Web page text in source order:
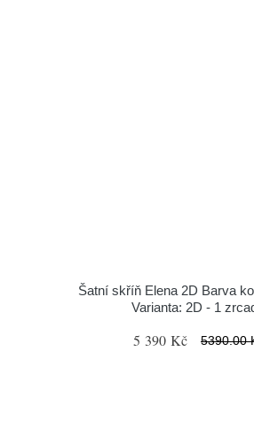
Šatní skříň Elena 2D Barva
Varianta: 2D - 1
5 390 Kč 5390.00